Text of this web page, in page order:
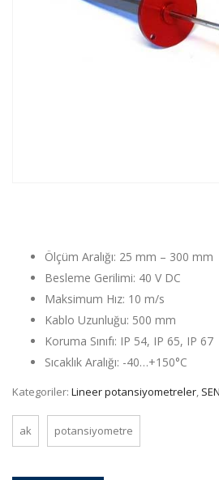
Ölçüm Aralığı: 25 mm – 300 mm
Besleme Gerilimi: 40 V DC
Maksimum Hız: 10 m/s
Kablo Uzunluğu: 500 mm
Koruma Sınıfı: IP 54, IP 65, IP 67
Sıcaklık Aralığı: -40…+150°C
Kategoriler: Lineer potansiyometreler,
ak potansiyometre